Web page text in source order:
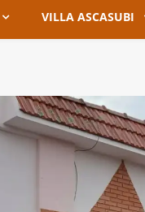
VILLA ASCASUBI